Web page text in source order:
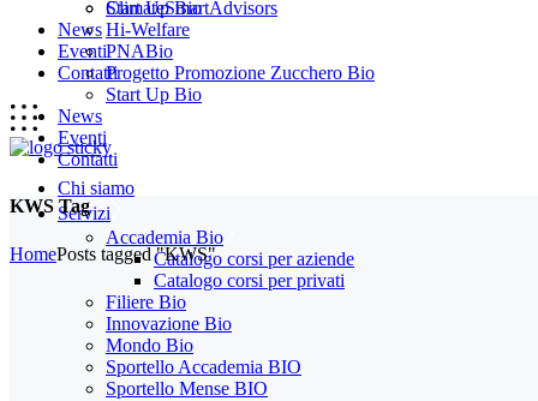
Start Up Bio
News
Eventi
Contatti
Chi siamo
Servizi
Accademia Bio
Catalogo corsi per aziende
Catalogo corsi per privati
Filiere Bio
Innovazione Bio
Mondo Bio
Sportello Accademia BIO
Sportello Mense BIO
ClimateSmartAdvisors
Hi-Welfare
PNABio
Progetto Promozione Zucchero Bio
Start Up Bio
News
Eventi
Contatti
KWS Tag
HomePosts tagged "KWS"